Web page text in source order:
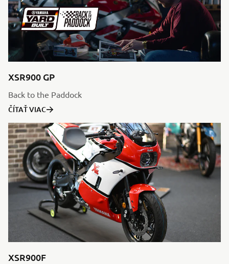
XSR900 GP
Back to the Paddock
ČÍTAŤ VIAC
XSR900F